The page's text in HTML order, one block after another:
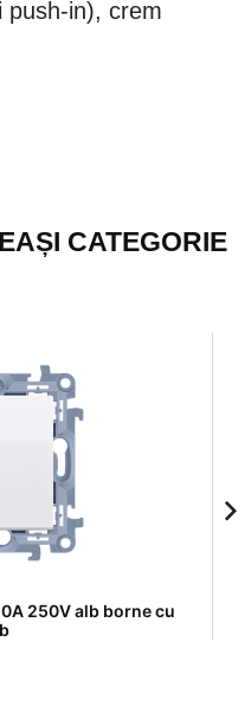
push-in), crem
CATEGORIE
250V alb borne cu